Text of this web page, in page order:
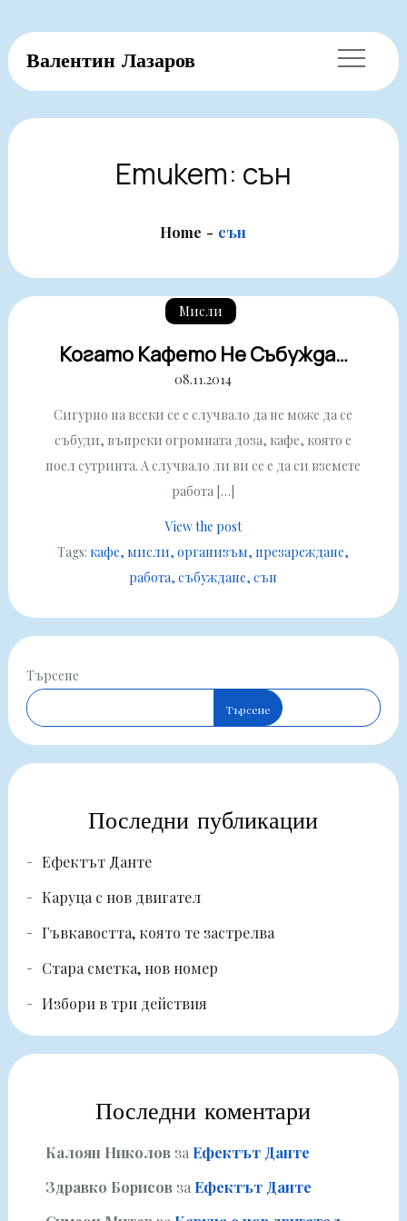
Skip
to
content
Валентин Лазаров
Етикет: сън
Home сън
Мисли
Когато Кафето Не Събужда…
08.11.2014
Сигурно на всеки се е случвало да не може да се
събуди, въпреки огромната доза, кафе, която е
поел сутринта. А случвало ли ви се е да си вземете
работа […]
View the post
Tags:кафе мисли организъм презареждане
работа събуждане сън
Търсене
Търсене
Последни публикации
Ефектът Данте
Каруца с нов двигател
Гъвкавостта, която те застрелва
Стара сметка, нов номер
Избори в три действия
Последни коментари
Калоян Николовза Ефектът Данте
Здравко Борисовза Ефектът Данте